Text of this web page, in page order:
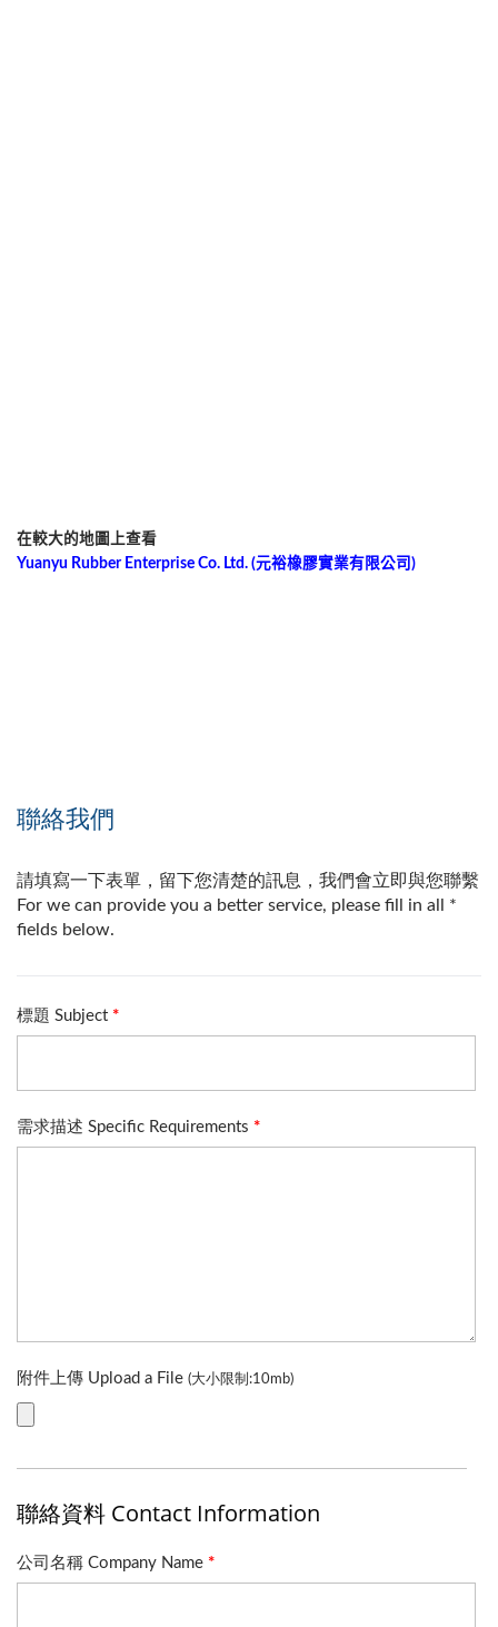
在較大的地圖上查看
Yuanyu Rubber Enterprise Co. Ltd. (元裕橡膠實業有限公司)